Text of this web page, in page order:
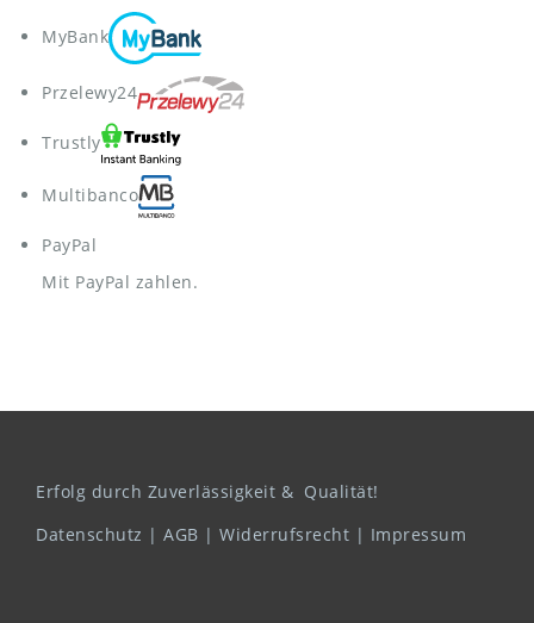
MyBank
Przelewy24
Trustly
Multibanco
PayPal
Mit PayPal zahlen.
Erfolg durch Zuverlässigkeit & Qualität!
Datenschutz | AGB | Widerrufsrecht | Impressum